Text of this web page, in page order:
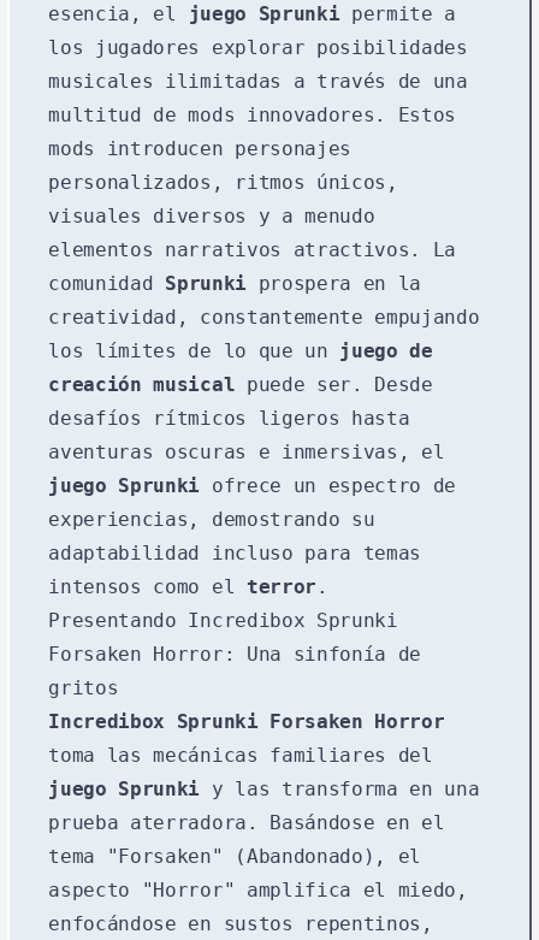
esencia, el
juego Sprunki permite a
los jugadores explorar posibilidades
musicales ilimitadas a través de una
multitud de mods innovadores. Estos
mods introducen personajes
personalizados, ritmos únicos,
visuales diversos y a menudo
elementos narrativos atractivos. La
comunidad Sprunki prospera en la
creatividad, constantemente empujando
los límites de lo que un juego de
creación musical puede ser. Desde
desafíos rítmicos ligeros hasta
aventuras oscuras e inmersivas, el
juego Sprunki ofrece un espectro de
experiencias, demostrando su
adaptabilidad incluso para temas
intensos como el terror .
Presentando Incredibox Sprunki
Forsaken Horror: Una sinfonía de
gritos
Incredibox Sprunki Forsaken Horror
toma las mecánicas familiares del
juego Sprunki y las transforma en una
prueba aterradora. Basándose en el
tema "Forsaken" (Abandonado), el
aspecto "Horror" amplifica el miedo,
enfocándose en sustos repentinos,